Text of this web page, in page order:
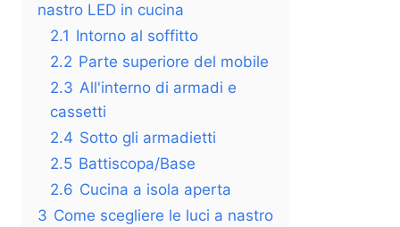
nastro LED in cucina
2.1 Intorno al soffitto
2.2 Parte superiore del mobile
2.3 All'interno di armadi e
cassetti
2.4 Sotto gli armadietti
2.5 Battiscopa/Base
2.6 Cucina a isola aperta
3 Come scegliere le luci a nastro